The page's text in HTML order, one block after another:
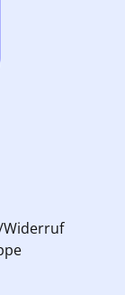
Widerruf